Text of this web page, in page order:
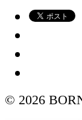
© 2026